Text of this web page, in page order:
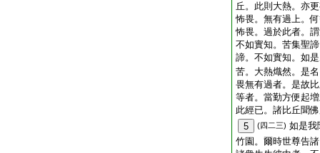
丘。此則大熱。亦
怖畏。無有過上。
怖畏。過於此者。
不如實知。苦集聖
諦。不如實知。如
苦。大熱熾然。是
畏無有過者。是故
等者。當勤方便起
此經已。諸比丘聞
5
(四二三) 如是我
竹園。爾時世尊告